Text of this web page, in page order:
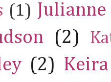
(1)
(2)
(2)